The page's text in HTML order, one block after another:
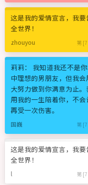
这是我的爱情宣言，我要
全世界！
zhouyou 第
莉莉： 我知道我还不是你心目
中理想的男朋友，但我会
大努力做到你满意为止。
用我的一生陪着你，不会
再受一次伤害。
国巍 第
这是我的爱情宣言，我要
全世界！
l 第